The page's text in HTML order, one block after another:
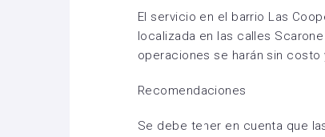
El servicio en el barrio Las
localizada en las calles
operaciones se harán sin
Recomendaciones
Se debe tener en cuenta que